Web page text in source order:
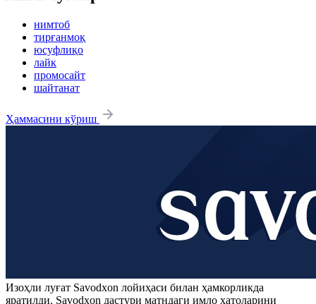
нимтоб
тирғанмоқ
юсуфлиқо
лайк
промосайт
шайтанат
Ҳаммасини кўриш
Изоҳли луғат Savodxon лойиҳаси билан ҳамкорликда
яратилди. Savodxon дастури матндаги имло хатоларини